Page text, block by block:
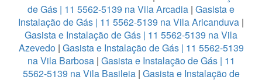
de Gás | 11 5562-5139 na Vila Arcadia | Gasista e
Instalação de Gás | 11 5562-5139 na Vila Aricanduva |
Gasista e Instalação de Gás | 11 5562-5139 na Vila
Azevedo| Gasista e Instalação de Gás | 11 5562-5139
na Vila Barbosa| Gasista e Instalação de Gás | 11
5562-5139 na Vila Basileia| Gasista e Instalação de